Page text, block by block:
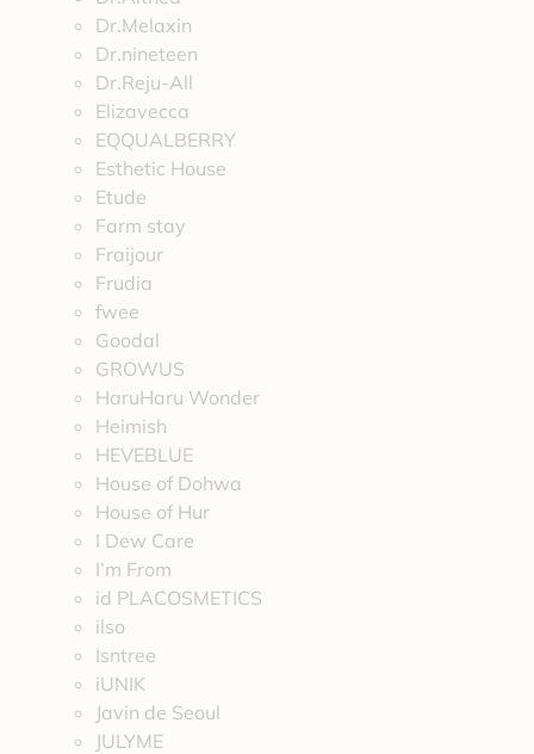
Dr.Melaxin
Dr.nineteen
Dr.Reju-All
Elizavecca
EQQUALBERRY
Esthetic House
Etude
Farm stay
Fraijour
Frudia
fwee
Goodal
GROWUS
HaruHaru Wonder
Heimish
HEVEBLUE
House of Dohwa
House of Hur
I Dew Care
I’m From
id PLACOSMETICS
ilso
Isntree
iUNIK
Javin de Seoul
JULYME